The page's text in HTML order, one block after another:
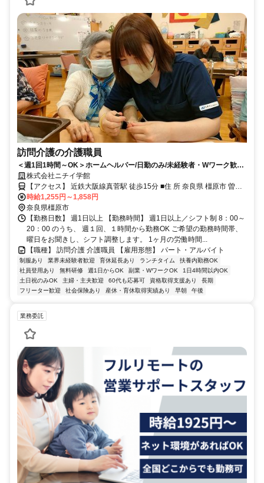
訪問介護の介護職員
＜週1回1時間～OK＞ホームヘルパー/日勤のみ/未経験者・Wワーク歓迎/
主夫・主婦パート/40代・50代活躍中！
株式会社ニチイ学館
【アクセス】 近鉄大阪線真菅駅 徒歩15分 ■住 所 奈良県 橿原市 曽我
町723-4 ■アクセス 近鉄大阪線真菅駅 徒歩15分
時給1,255円～1,858円
奈良県橿原市
【勤務日数】 週1日以上 【勤務時間】 週1日以上／シフト制 8：00～
20：00 のうち、 週１回、１時間から勤務OK ご希望の勤務時間帯、
曜日をお聞きし、シフト調整します。 1ヶ月の労働時間...
【職種】 訪問介護 介護職員 【雇用形態】 パート・アルバイト
制服あり 業界未経験者歓迎 育休延長あり ランチタイム
扶養内勤務OK
社員登用あり
無料研修 週1日からOK 副業・WワークOK
1日4時間以内OK
土日祝のみOK
主婦・主夫歓迎 60代も応募可 資格取得支援あり
長期
フリーター歓迎
社会保険あり 産休・育休取得実績あり 早朝 午後
業務委託